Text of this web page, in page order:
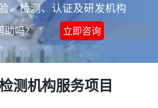
、检测、认证及研发机构
助吗? 立即咨询
测机构服务项目